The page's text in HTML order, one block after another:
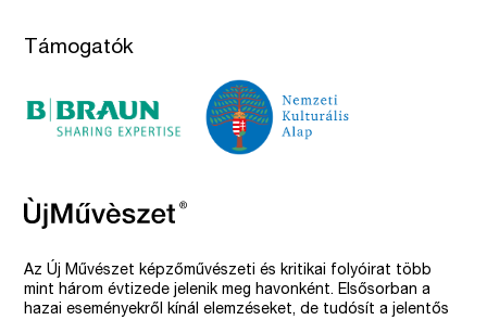
Támogatók
Az Új Művészet képzőművészeti és kritikai folyóirat több
mint három évtizede jelenik meg havonként. Elsősorban a
hazai eseményekről kínál elemzéseket, de tudósít a jelentős